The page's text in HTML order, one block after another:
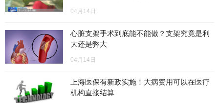
04月14日
心脏支架手术到底能不能做？支架究竟是利
大还是弊大
04月14日
上海医保有新政实施！大病费用可以在医疗
机构直接结算